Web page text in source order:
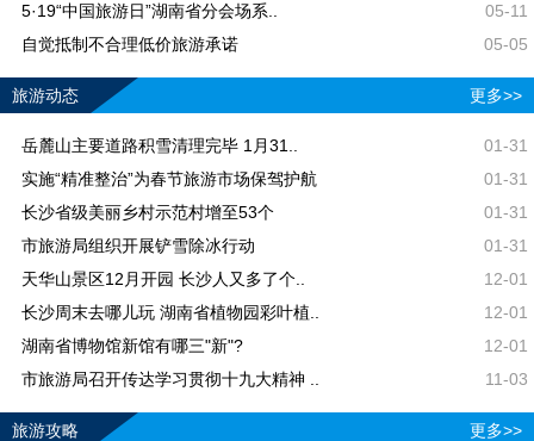
5·19“中国旅游日”湖南省分会场系..
05-11
自觉抵制不合理低价旅游承诺
05-05
旅游动态 更多>>
岳麓山主要道路积雪清理完毕 1月31..
01-31
实施“精准整治”为春节旅游市场保驾护航
01-31
长沙省级美丽乡村示范村增至53个
01-31
市旅游局组织开展铲雪除冰行动
01-31
天华山景区12月开园 长沙人又多了个..
12-01
长沙周末去哪儿玩 湖南省植物园彩叶植..
12-01
湖南省博物馆新馆有哪三"新"?
12-01
市旅游局召开传达学习贯彻十九大精神 ..
11-03
旅游攻略 更多>>